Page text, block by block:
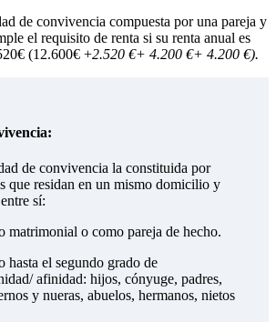
de convivencia compuesta por una pareja y
el requisito de renta si su renta anual es
(12.600€ +2.520 €+ 4.200 €+ 4.200 €).
de convivencia la constituida por
que residan en un mismo domicilio y
sí:
matrimonial o como pareja de hecho.
hasta el segundo grado de
afinidad: hijos, cónyuge, padres,
y nueras, abuelos, hermanos, nietos